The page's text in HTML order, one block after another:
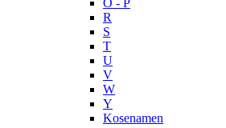
O - P
R
S
T
U
V
W
Y
Kosenamen